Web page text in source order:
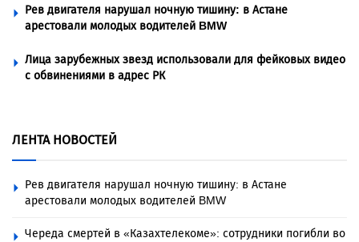
Рев двигателя нарушал ночную тишину: в Астане
арестовали молодых водителей BMW
Лица зарубежных звезд использовали для фейковых видео
с обвинениями в адрес РК
ЛЕНТА НОВОСТЕЙ
Рев двигателя нарушал ночную тишину: в Астане
арестовали молодых водителей BMW
Череда смертей в «Казахтелекоме»: сотрудники погибли во